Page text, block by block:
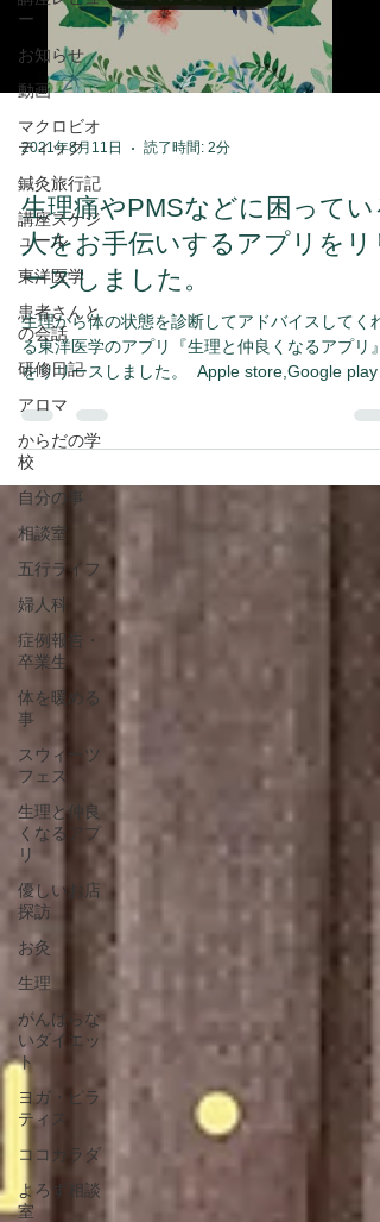
ー
お知らせ
動画
マクロビオ
ティック
鍼灸旅行記
講座スケジ
ュール
東洋医学
患者さんと
の会話
研修日記
アロマ
からだの学
校
自分の事
相談室
五行ライフ
婦人科
症例報告・
卒業生
体を暖める
事
スウィーツ
フェス
生理と仲良
くなるアプ
リ
優しいお店
探訪
お灸
生理
がんばらな
いダイエッ
ト
ヨガ・ピラ
ティス
ココカラダ
よろず相談
室
2021年8月11日 読了時間: 2分
生理痛やPMSなどに困ってい
人をお手伝いするアプリをリ
ースしました。
生理から体の状態を診断してアドバイスしてくれ
る東洋医学のアプリ『生理と仲良くなるアプリ』
をリリースしました。 ⁡ Apple store,Google play
購入、ダウンロードできます。 ⁡ このアプリは、
理痛や生理周期など、どんな生理だったのか、ど
んな食生活だったの...